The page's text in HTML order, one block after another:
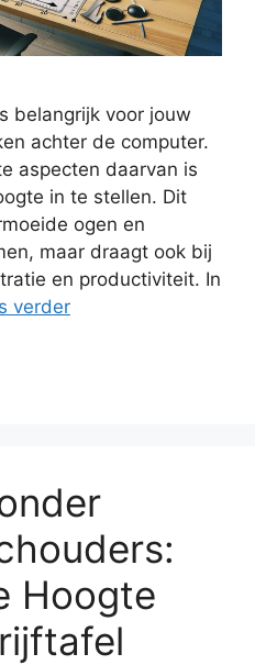
belangrijk voor jouw
achter de computer.
aspecten daarvan is
in te stellen. Dit
ogen en
maar draagt ook bij
en productiviteit. In
verder
Hoogte